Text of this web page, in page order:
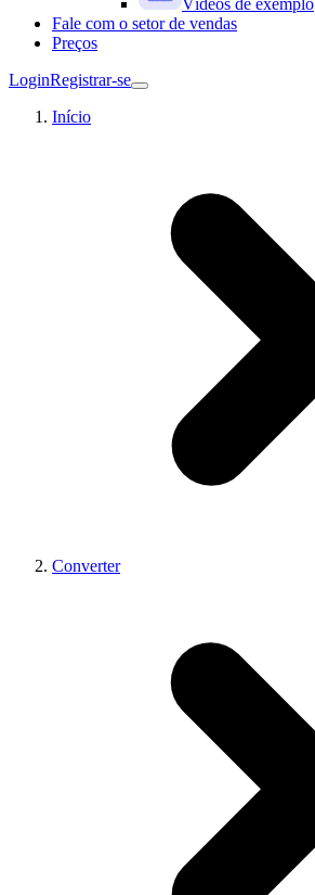
Vídeos de exemplo
Fale com o setor de vendas
Preços
LoginRegistrar-se
Início
Converter